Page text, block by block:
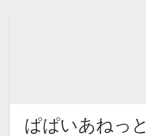
ぱぱいあねっと